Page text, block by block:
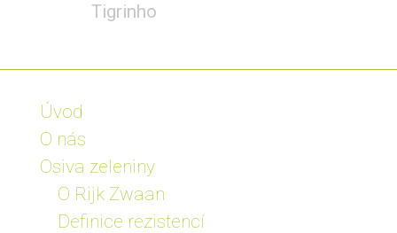
Úvod
O nás
Osiva zeleniny
O Rijk Zwaan
Definice rezistencí
Tigrinho